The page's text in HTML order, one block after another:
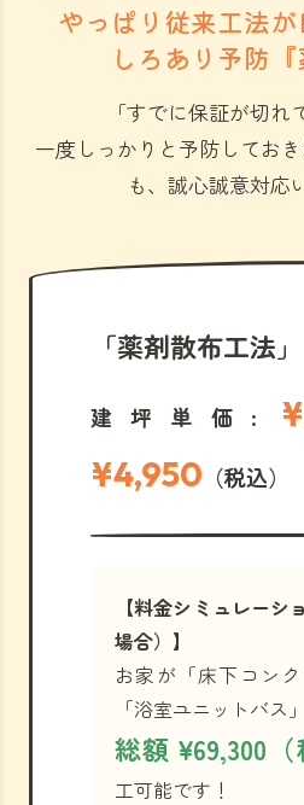
やっぱり従来工法
しろあり予防『
「すでに保証が切れ
一度しっかりと予防しておき
も、誠心誠意対応
「薬剤散布工法」
建坪単価:
¥4,950 （税込）
【料金シミュレーシ
場合）】
お家が「床下コン
「浴室ユニットバス
総額 ¥69,300（
工可能です！